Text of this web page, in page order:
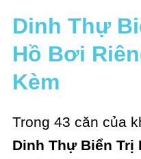
Dinh Thự
Hồ Bơi
Kèm
Trong 43 căn của
Dinh Thự Biển Trị